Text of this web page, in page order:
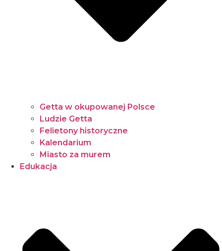
Getta w okupowanej Polsce
Ludzie Getta
Felietony historyczne
Kalendarium
Miasto za murem
Edukacja